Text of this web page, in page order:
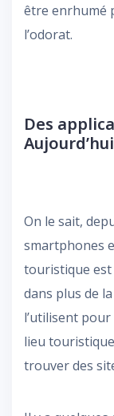
être enrhumé
l’odorat.
Des
On le sait,
smartphones
touristique est
dans plus de
l’utilisent
lieu
trouver des